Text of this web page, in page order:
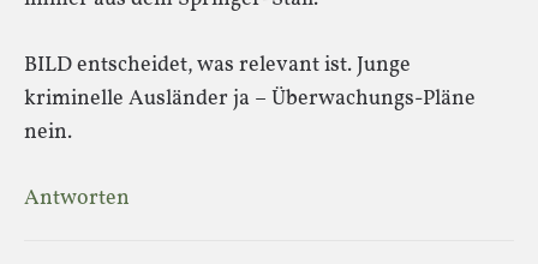
BILD entscheidet, was relevant ist. Junge
kriminelle Ausländer ja – Überwachungs-Pläne
nein.
Antworten